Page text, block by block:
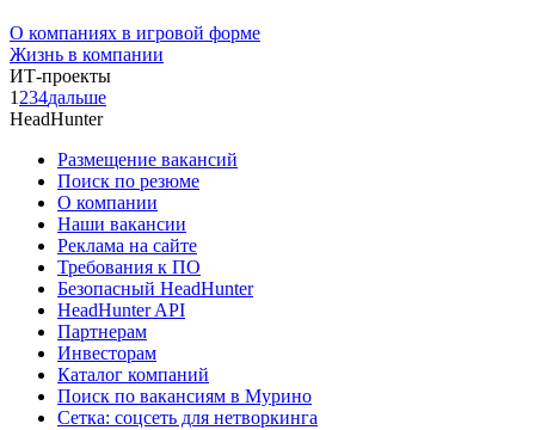
О компаниях в игровой форме
Жизнь в компании
ИТ-проекты
1 234дальше
HeadHunter
Размещение вакансий
Поиск по резюме
О компании
Наши вакансии
Реклама на сайте
Требования к ПО
Безопасный HeadHunter
HeadHunter API
Партнерам
Инвесторам
Каталог компаний
Поиск по вакансиям в Мурино
Сетка: соцсеть для нетворкинга